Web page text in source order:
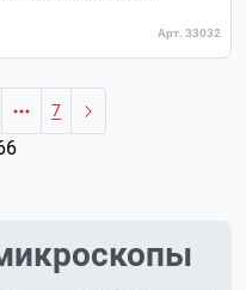
Арт. 33032
7